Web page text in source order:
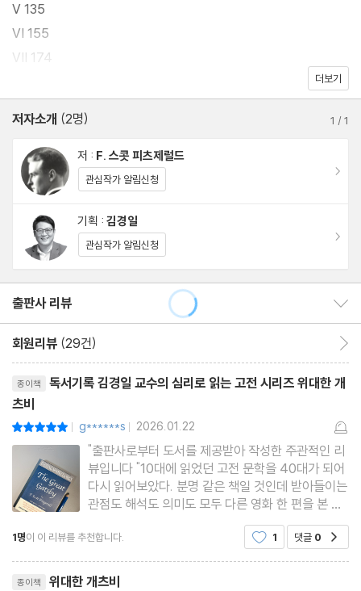
저녁달 클래식 004 『위대한 개츠비』에는 대한민국 대표 심리학자
김경일 교수의 해설을 특별 수록했다. 김경일 교수는 각 등장인물의
생각과 행동을 자기 불일치 이론, 리플리 증후군, 확증편향, 현실적
낙관주의 등의 심리학 개념을 통해 분석하여, 새로운 시각으로 고전
소설을 읽고 이해하며 사유하도록 돕는다. 심리학자의 시선으로 꼼
꼼히 파헤치며 읽는 『위대한 개츠비』는 오늘날의 사회와 우리 자신
을 돌아보게 하는 특별한 고전 독서 경험을 선사한다. 저녁달 클래식
과 함께 깊이 있는 독서의 기쁨을 누려보자.
V 135
VI 155
VII 174
더보기
저자소개 (2명) 1 /1
저 : F. 스콧 피츠제럴드
관심작가 알림신청
기획 : 김경일
관심작가 알림신청
출판사 리뷰
회원리뷰 (29건)
종이책
독서기록 김경일 교수의 심리로 읽는 고전 시리즈 위대한 개
츠비
| g******s | 2026.01.22
"출판사로부터 도서를 제공받아 작성한 주관적인 리
뷰입니다 "10대에 읽었던 고전 문학을 40대가 되어
다시 읽어보았다. 분명 같은 책일 것인데 받아들이는
관점도 해석도 의미도 모두 다른 영화 한 편을 본 것
같았다. 나이가 들고 성장함에 따라 다른 의미와 새
로운 관점으로 해석하게 되는 고전 문학, 오늘의 나
는 [위대한 개츠비] 속 강 건너 초록빛을 하염없이 바
라보는 개츠비의 마
1명이 이 리뷰를 추천합니다. 1 댓글 0
종이책 위대한 개츠비